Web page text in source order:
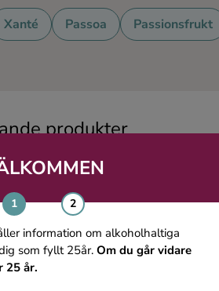
information om alkoholhaltiga
som fyllt 25år. Om du går vidare
25 år.
Xanté Passoa Passionsfrukt
produkter